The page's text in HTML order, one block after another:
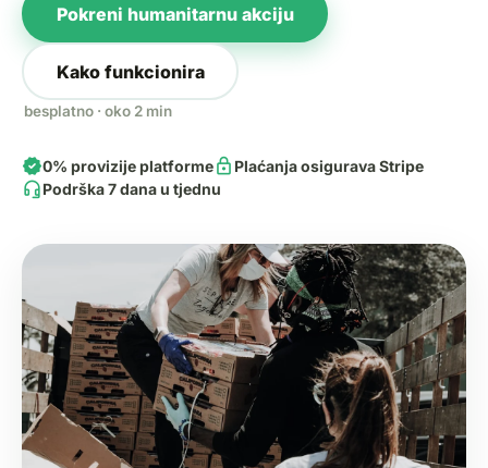
Pokreni humanitarnu akciju
Kako funkcionira
besplatno · oko 2 min
verified0% provizije platformelock Plaćanja osigurava Stripe
headset_micPodrška 7 dana u tjednu